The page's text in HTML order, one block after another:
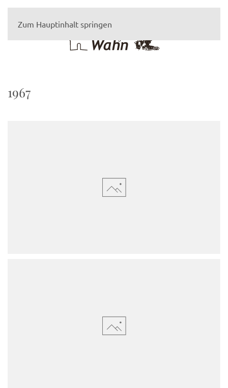
Zum Hauptinhalt springen
1967